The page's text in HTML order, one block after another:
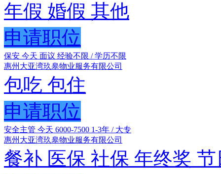
年假 婚假 其他
申请职位
保安 今天 面议 经验不限 / 学历不限
惠州大亚湾玖皋物业服务有限公司
包吃 包住
申请职位
安全主管 今天 6000-7500 1-3年 / 大专
惠州大亚湾玖皋物业服务有限公司
餐补 医保 社保 年终奖 节